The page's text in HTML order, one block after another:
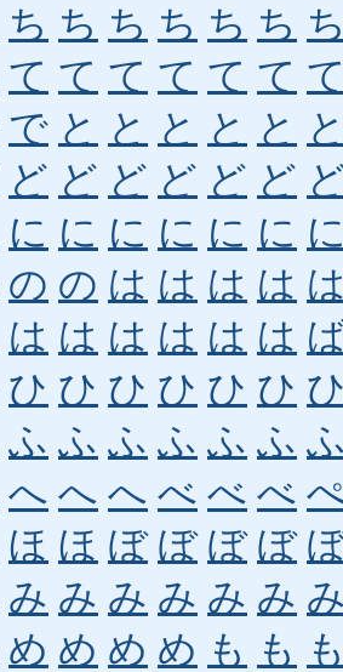
ち ち ち ち ち ち
て て て て て て
で と と と と と
ど ど ど ど ど ど
に に に に に に
の の は は は は
は は は は は は
ひ ひ ひ ひ ひ ひ
ふ ふ ふ ふ ふ ふ
へ へ へ べ べ べ
ほ ほ ぼ ぼ ぼ ぼ
み み み み み み
め め め め も も